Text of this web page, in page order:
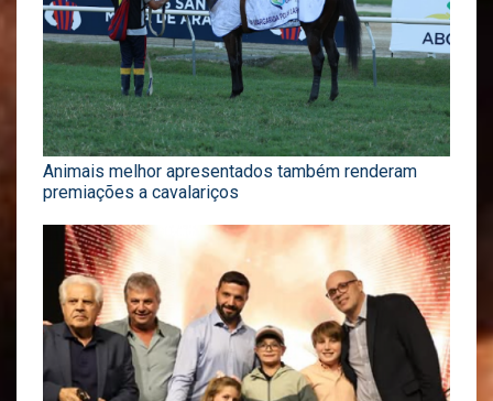
Animais melhor apresentados também renderam
premiações a cavalariços